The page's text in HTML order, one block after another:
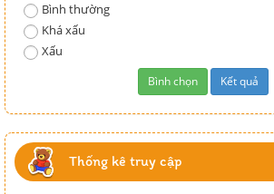
Bình thường
Khá xấu
Xấu
Thống kê truy cập